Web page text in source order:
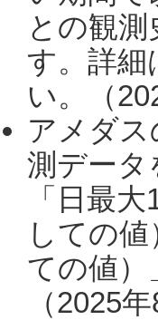
との観
す。詳細
い。（
アメダ
測データ
「日最
しての
ての値
（2025